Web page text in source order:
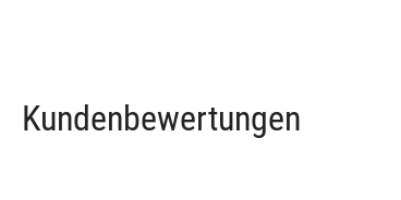
Kundenbewertungen